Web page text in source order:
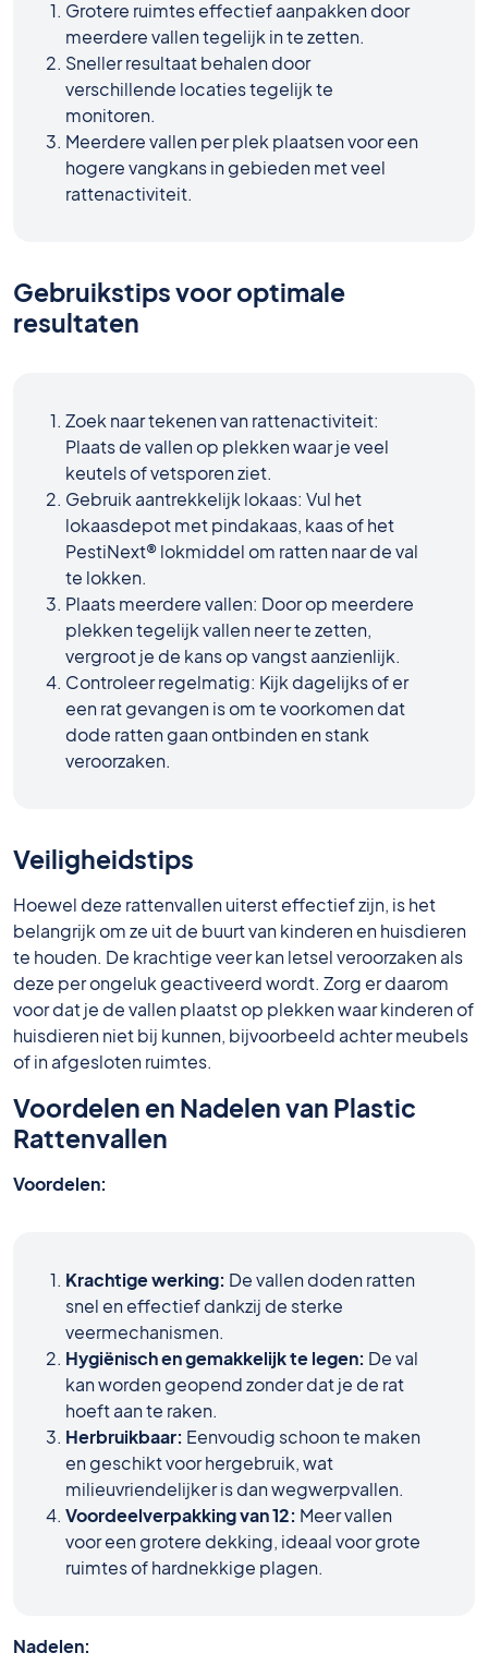
Grotere ruimtes effectief aanpakken door
meerdere vallen tegelijk in te zetten.
Sneller resultaat behalen door
verschillende locaties tegelijk te
monitoren.
Meerdere vallen per plek plaatsen voor een
hogere vangkans in gebieden met veel
rattenactiviteit.
Gebruikstips voor optimale
resultaten
Zoek naar tekenen van rattenactiviteit:
Plaats de vallen op plekken waar je veel
keutels of vetsporen ziet.
Gebruik aantrekkelijk lokaas: Vul het
lokaasdepot met pindakaas, kaas of het
PestiNext® lokmiddel om ratten naar de val
te lokken.
Plaats meerdere vallen: Door op meerdere
plekken tegelijk vallen neer te zetten,
vergroot je de kans op vangst aanzienlijk.
Controleer regelmatig: Kijk dagelijks of er
een rat gevangen is om te voorkomen dat
dode ratten gaan ontbinden en stank
veroorzaken.
Veiligheidstips
Hoewel deze rattenvallen uiterst effectief zijn, is het
belangrijk om ze uit de buurt van kinderen en huisdieren
te houden. De krachtige veer kan letsel veroorzaken als
deze per ongeluk geactiveerd wordt. Zorg er daarom
voor dat je de vallen plaatst op plekken waar kinderen of
huisdieren niet bij kunnen, bijvoorbeeld achter meubels
of in afgesloten ruimtes.
Voordelen en Nadelen van Plastic
Rattenvallen
Voordelen:
Krachtige werking: De vallen doden ratten
snel en effectief dankzij de sterke
veermechanismen.
Hygiënisch en gemakkelijk te legen: De val
kan worden geopend zonder dat je de rat
hoeft aan te raken.
Herbruikbaar: Eenvoudig schoon te maken
en geschikt voor hergebruik, wat
milieuvriendelijker is dan wegwerpvallen.
Voordeelverpakking van 12: Meer vallen
voor een grotere dekking, ideaal voor grote
ruimtes of hardnekkige plagen.
Nadelen: